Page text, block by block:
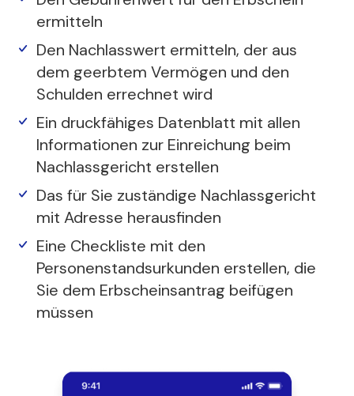
ermitteln
Den Nachlasswert ermitteln, der aus
dem geerbtem Vermögen und den
Schulden errechnet wird
Ein druckfähiges Datenblatt mit allen
Informationen zur Einreichung beim
Nachlassgericht erstellen
Das für Sie zuständige Nachlassgericht
mit Adresse herausfinden
Eine Checkliste mit den
Personenstandsurkunden erstellen, die
Sie dem Erbscheinsantrag beifügen
müssen